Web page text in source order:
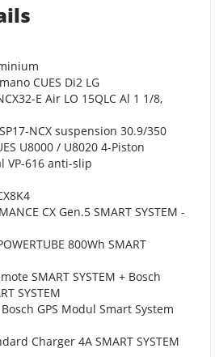
CUES Di2 LG
E Air LO 15QLC Al 1 1/8,
NCX suspension 30.9/350
U8000 / U8020 4-Piston
VP-616 anti-slip
CX Gen.5 SMART SYSTEM -
800Wh SMART
SMART SYSTEM + Bosch
SYSTEM
GPS Modul Smart System
Charger 4A SMART SYSTEM